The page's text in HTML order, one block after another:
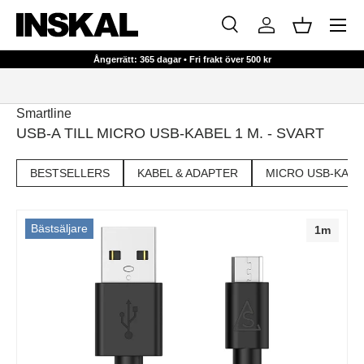
HOPPA TILL INNEHÅLL
Sök
Sök Logga inKorg
Meny
Ångerrätt: 365 dagar • Fri frakt över 500 kr
Smartline
USB-A TILL MICRO USB-KABEL 1 M. - SVART
BESTSELLERS KABEL & ADAPTER MICRO USB-
Bästsäljare 1m